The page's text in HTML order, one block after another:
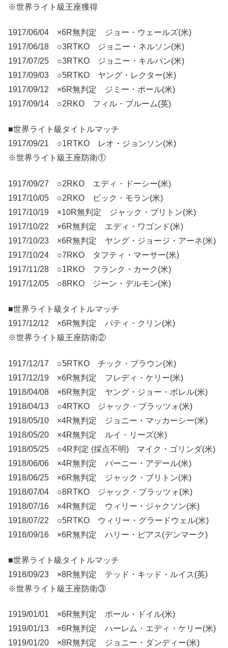
※世界ライト級王座獲得
1917/06/04 ×6R無判定 ジョー・ウェールズ(米)
1917/06/18 ○3RTKO ジョニー・ネルソン(米)
1917/07/25 ○3RTKO ジョニー・キルバン(米)
1917/09/03 ○5RTKO ヤング・レクター(米)
1917/09/12 ×6R無判定 ジミー・ポール(米)
1917/09/14 ○2RKO フィル・ブルーム(英)
■世界ライト級タイトルマッチ
1917/09/21 ○1RTKO レオ・ジョンソン(米)
※世界ライト級王座防衛①
1917/09/27 ○2RKO エディ・ドーシー(米)
1917/10/05 ○2RKO ビック・モラン(米)
1917/10/19 ×10R無判定 ジャック・ブリトン(米)
1917/10/22 ×6R無判定 エディ・ワゴンド(米)
1917/10/23 ×6R無判定 ヤング・ジョージ・アーネ(米)
1917/10/24 ○7RKO タフティ・マーサー(米)
1917/11/28 ○1RKO フランク・カーク(米)
1917/12/05 ○8RKO ジーン・デルモン(米)
■世界ライト級タイトルマッチ
1917/12/12 ×6R無判定 パティ・クリン(米)
※世界ライト級王座防衛②
1917/12/17 ○5RTKO チック・ブラウン(米)
1917/12/19 ×6R無判定 フレディ・ケリー(米)
1918/04/08 ×6R無判定 ヤング・ジョー・ボレル(米)
1918/04/13 ○4RTKO ジャック・ブラッツォ(米)
1918/05/10 ×4R無判定 ジョニー・マッカーシー(米)
1918/05/20 ×4R無判定 ルイ・リーズ(米)
1918/05/25 ○4R判定 (採点不明) マイク・ゴリンダ(米)
1918/06/06 ×4R無判定 バーニー・アデール(米)
1918/06/25 ×6R無判定 ジャック・ブリトン(米)
1918/07/04 ○8RTKO ジャック・ブラッツォ(米)
1918/07/16 ×4R無判定 ウィリー・ジャクソン(米)
1918/07/22 ○5RTKO ウィリー・グラードウェル(米)
1918/09/16 ×6R無判定 ハリー・ピアス(デンマーク)
■世界ライト級タイトルマッチ
1918/09/23 ×8R無判定 テッド・キッド・ルイス(英)
※世界ライト級王座防衛③
1919/01/01 ×6R無判定 ポール・ドイル(米)
1919/01/13 ×6R無判定 ハーレム・エディ・ケリー(米)
1919/01/20 ×8R無判定 ジョニー・ダンディー(米)